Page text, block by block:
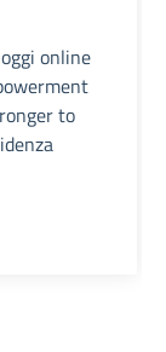
online
to